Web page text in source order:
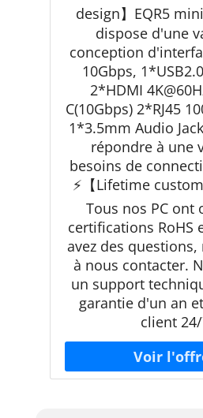
design】EQR5
dispose d'une
conception
10Gbps,
2*HDMI
C(10Gbps) 2*RJ45
1*3.5mm Audio
répondre à une
besoins de
⚡【Lifetime
Tous nos PC ont
certifications RoHS
avez des questions,
à nous contacter.
un support
garantie d'un an
client